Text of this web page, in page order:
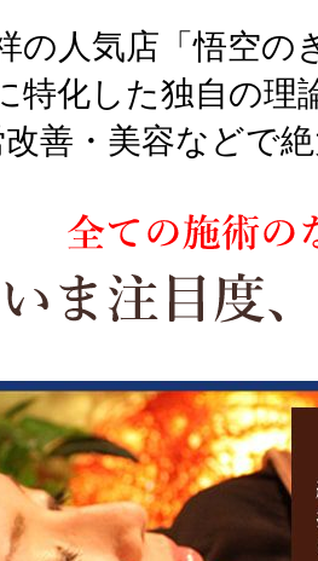
の人気店「悟空の
特化した独自の理
改善・美容などで